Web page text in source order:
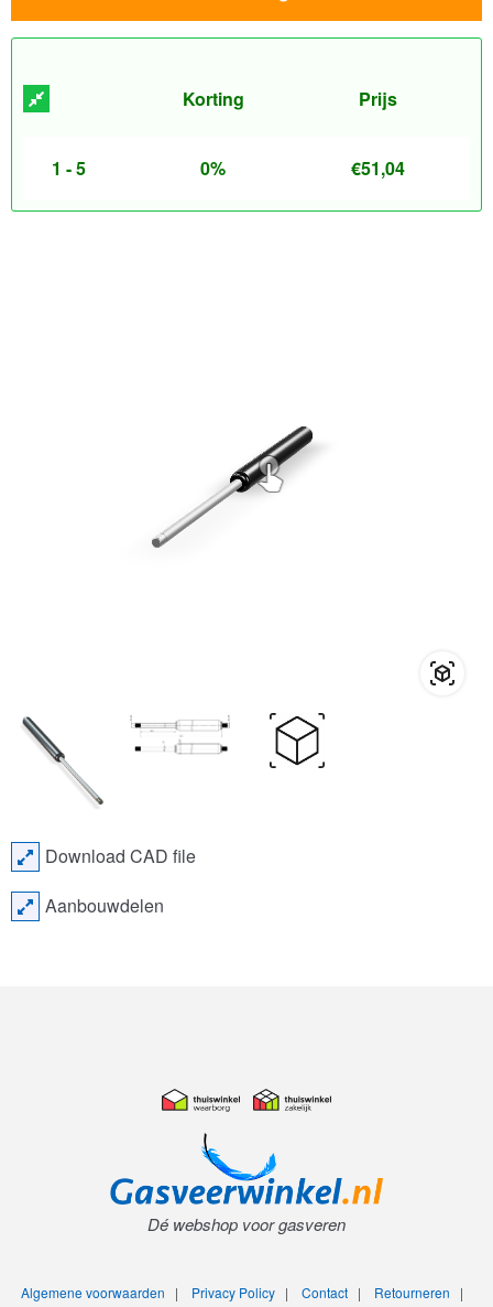
Korting Prijs
1 - 5 0% €51,04
Download CAD file
Aanbouwdelen
Dé webshop voor gasveren
Algemene voorwaarden | Privacy Policy| Contact| Retourneren |